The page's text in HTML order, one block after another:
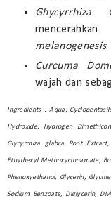
Ghycyrrhiza
melanogenesis.
Curcuma
wajah dan
Ingredients : Aqua,
Hydroxide, Hydrogen
Glycyrrhiza glabra Root
Ethylhexyl Methoxycinnamate,
Phenoxyethanol, Glycerin,
Sodium Benzoate, Diglycerin,